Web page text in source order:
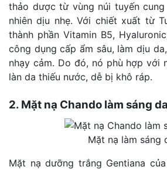
thảo dược từ vùng núi tuyến
nhiên dịu nhẹ. Với chiết xuất từ
thành phần Vitamin B5,
công dụng cấp ẩm sâu, làm dịu
nhạy cảm. Do đó, nó phù hợp với
làn da thiếu nước, dễ bị khô ráp.
2. Mặt nạ Chando làm sáng da
Mặt nạ làm sáng
Mặt nạ dưỡng trắng Gentiana